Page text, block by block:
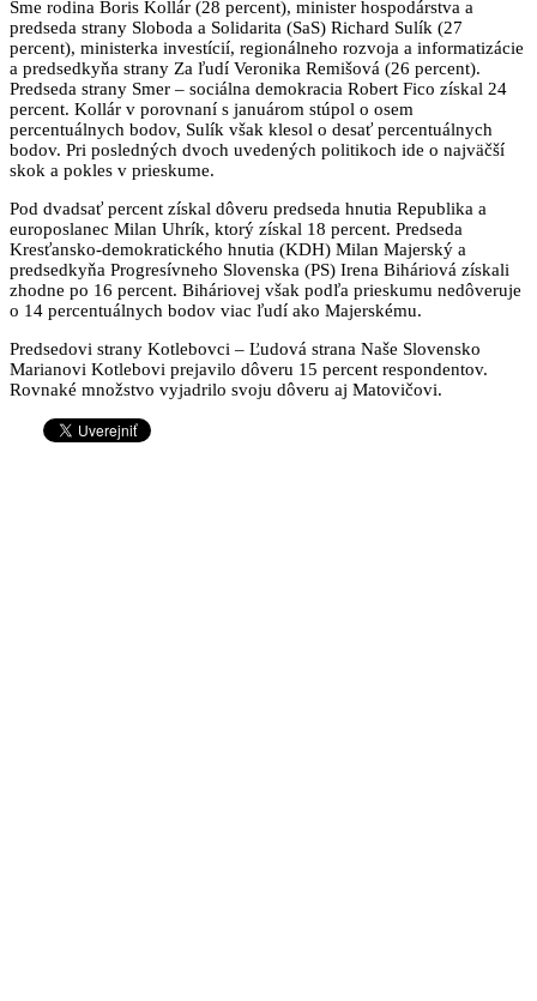
Sme rodina Boris Kollár (28 percent), minister hospodárstva a
predseda strany Sloboda a Solidarita (SaS) Richard Sulík (27
percent), ministerka investícií, regionálneho rozvoja a informatizácie
a predsedkyňa strany Za ľudí Veronika Remišová (26 percent).
Predseda strany Smer – sociálna demokracia Robert Fico získal 24
percent. Kollár v porovnaní s januárom stúpol o osem
percentuálnych bodov, Sulík však klesol o desať percentuálnych
bodov. Pri posledných dvoch uvedených politikoch ide o najväčší
skok a pokles v prieskume.
Pod dvadsať percent získal dôveru predseda hnutia Republika a
europoslanec Milan Uhrík, ktorý získal 18 percent. Predseda
Kresťansko-demokratického hnutia (KDH) Milan Majerský a
predsedkyňa Progresívneho Slovenska (PS) Irena Biháriová získali
zhodne po 16 percent. Biháriovej však podľa prieskumu nedôveruje
o 14 percentuálnych bodov viac ľudí ako Majerskému.
Predsedovi strany Kotlebovci – Ľudová strana Naše Slovensko
Marianovi Kotlebovi prejavilo dôveru 15 percent respondentov.
Rovnaké množstvo vyjadrilo svoju dôveru aj Matovičovi.